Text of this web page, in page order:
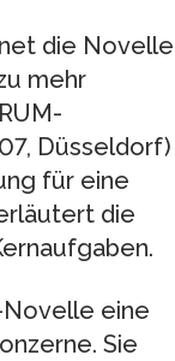
die Novelle
mehr
Düsseldorf)
für eine
die
eine
Sie